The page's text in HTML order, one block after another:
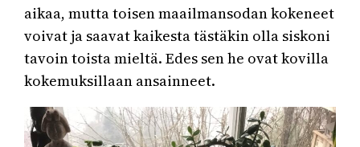
aikaa, mutta toisen maailmansodan kokeneet
voivat ja saavat kaikesta tästäkin olla siskoni
tavoin toista mieltä. Edes sen he ovat kovilla
kokemuksillaan ansainneet.